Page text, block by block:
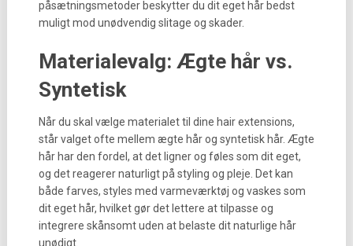
påsætningsmetoder beskytter du dit eget hår bedst
muligt mod unødvendig slitage og skader.
Materialevalg: Ægte hår vs.
Syntetisk
Når du skal vælge materialet til dine hair extensions,
står valget ofte mellem ægte hår og syntetisk hår. Ægte
hår har den fordel, at det ligner og føles som dit eget,
og det reagerer naturligt på styling og pleje. Det kan
både farves, styles med varmeværktøj og vaskes som
dit eget hår, hvilket gør det lettere at tilpasse og
integrere skånsomt uden at belaste dit naturlige hår
unødigt.